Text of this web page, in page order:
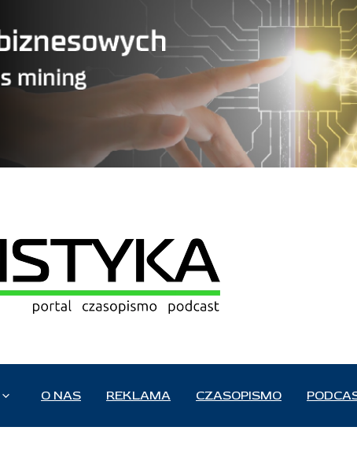
O NAS REKLAMA CZASOPISMO